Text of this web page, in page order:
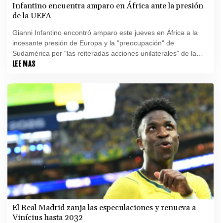
Infantino encuentra amparo en África ante la presión
de la UEFA
Gianni Infantino encontró amparo este jueves en África a la
incesante presión de Europa y la "preocupación" de
Sudamérica por "las reiteradas acciones unilaterales" de la
FIFA.
LEE MAS
El Real Madrid zanja las especulaciones y renueva a
Vinícius hasta 2032